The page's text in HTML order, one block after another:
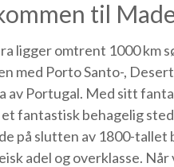
til
ligger omtrent 1000 km
med Porto Santo-,
av Portugal. Med sitt
fantastisk behagelig
på slutten av 1800-
adel og overklasse.